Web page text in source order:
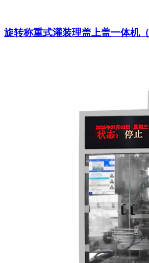
旋转称重式灌装理盖上盖一体机（